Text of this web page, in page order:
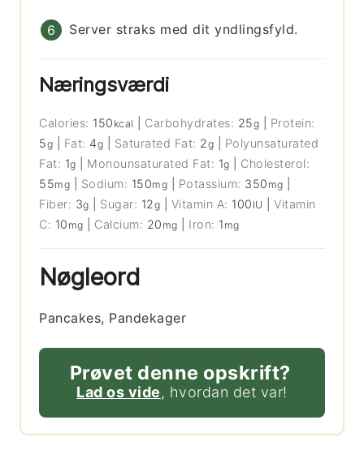
Server straks med dit yndlingsfyld.
Næringsværdi
Calories: 150 kcal Carbohydrates: 25g
Protein:
5g Fat: 4g Saturated Fat: 2g
Polyunsaturated
Fat: 1g Monounsaturated Fat: 1g
Cholesterol:
55mg Sodium: 150mg Potassium: 350 mg
Fiber: 3g Sugar: 12g Vitamin A: 100 IU |Vitamin
C: 10 mg Calcium: 20 mg Iron: 1 mg
Nøgleord
Pancakes, Pandekager
Prøvet denne opskrift?
Lad os vide, hvordan det var!